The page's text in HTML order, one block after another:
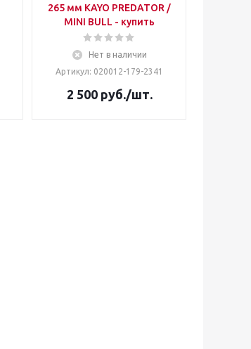
265 мм KAYO PREDATOR /
MINI BULL - купить
Нет в наличии
Артикул: 020012-179-2341
2 500руб./шт.